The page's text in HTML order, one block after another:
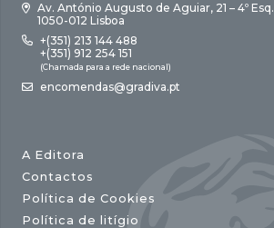
Av. António Augusto de Aguiar, 21 – 4º Esq.
1050-012 Lisboa
+(351) 213 144 488
+(351) 912 254 151
(Chamada para a rede nacional)
encomendas@gradiva.pt
A Editora
Contactos
Política de Cookies
Política de litígio